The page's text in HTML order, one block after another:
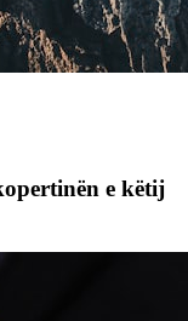
e këtij